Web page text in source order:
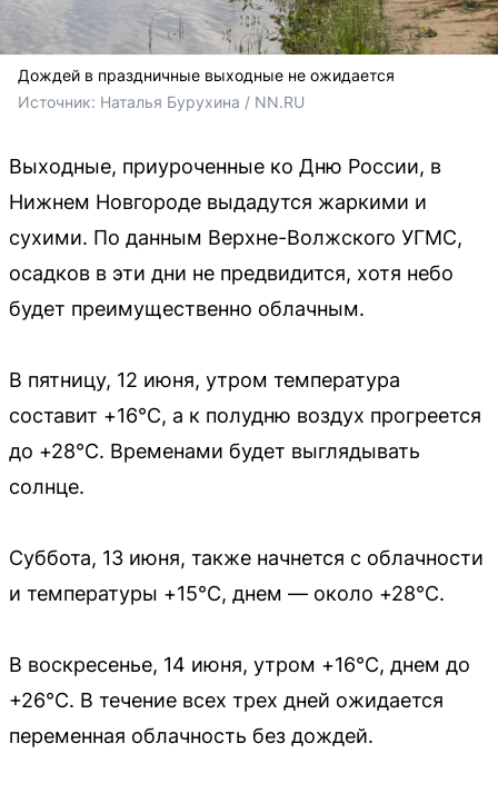
Дождей в праздничные выходные не ожидается
Источник: Наталья Бурухина / NN.RU
Выходные, приуроченные ко Дню России, в
Нижнем Новгороде выдадутся жаркими и
сухими. По данным Верхне-Волжского УГМС,
осадков в эти дни не предвидится, хотя небо
будет преимущественно облачным.
В пятницу, 12 июня, утром температура
составит +16°C, а к полудню воздух прогреется
до +28°C. Временами будет выглядывать
солнце.
Суббота, 13 июня, также начнется с облачности
и температуры +15°C, днем — около +28°C.
В воскресенье, 14 июня, утром +16°C, днем до
+26°C. В течение всех трех дней ожидается
переменная облачность без дождей.